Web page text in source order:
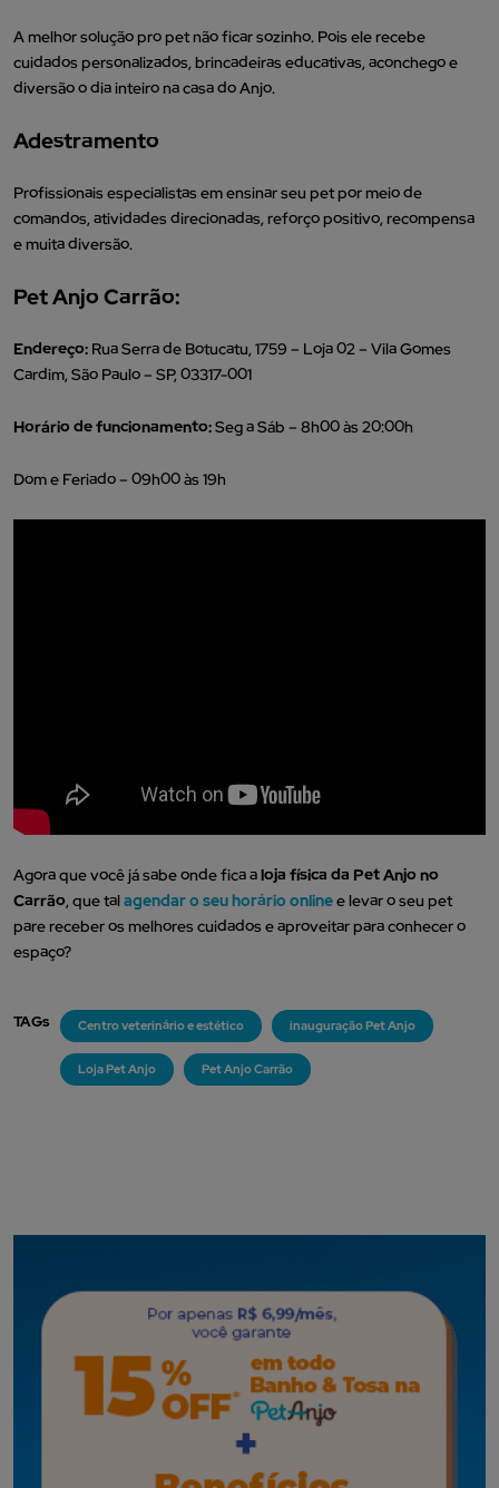
A melhor solução pro pet não ficar sozinho. Pois ele recebe
cuidados personalizados, brincadeiras educativas, aconchego e
diversão o dia inteiro na casa do Anjo.
Adestramento
Profissionais especialistas em ensinar seu pet por meio de
comandos, atividades direcionadas, reforço positivo, recompensa
e muita diversão.
Pet Anjo Carrão:
Endereço: Rua Serra de Botucatu, 1759 – Loja 02 – Vila Gomes
Cardim, São Paulo – SP, 03317-001
Horário de funcionamento:Seg a Sáb – 8h00 às 20:00h
Dom e Feriado – 09h00 às 19h
Agora que você já sabe onde fica aloja física da Pet Anjo no
Carrão, que talagendar o seu horário onlinee levar o seu pet
pare receber os melhores cuidados e aproveitar para conhecer o
espaço?
TAGs Centro veterinário e estético inauguração Pet Anjo
Loja Pet Anjo Pet Anjo Carrão